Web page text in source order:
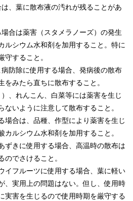
は、葉に散布液の汚れが残ることがあ
場合は薬害（スタメラノーズ）の発生
ルシウム水和剤を加用すること。特に
守すること。
病防除に使用する場合、発病後の散布
をみたら直ちに散布すること。
）、れんこん、白菜等には薬害を生じ
ないように注意して散布すること。
場合は、品種、作型により薬害を生じ
カルシウム水和剤を加用すること。
ずきに使用する場合、高温時の散布は
のでさけること。
イフルーツに使用する場合、葉に軽い
、実用上の問題はない。但し、使用時
実害を生じるので使用時期を厳守する